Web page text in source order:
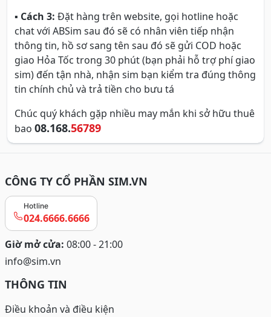
▪ Cách 3: Đặt hàng trên website, gọi hotline hoặc
chat với ABSim sau đó sẽ có nhân viên tiếp nhận
thông tin, hồ sơ sang tên sau đó sẽ gửi COD hoặc
giao Hỏa Tốc trong 30 phút (bạn phải hỗ trợ phí giao
sim) đến tận nhà, nhận sim bạn kiểm tra đúng thông
tin chính chủ và trả tiền cho bưu tá
Chúc quý khách gặp nhiều may mắn khi sở hữu thuê
bao 08.168.56789
CÔNG TY CỔ PHẦN SIM.VN
Hotline
024.6666.6666
Giờ mở cửa: 08:00 - 21:00
info@sim.vn
THÔNG TIN
Điều khoản và điều kiện